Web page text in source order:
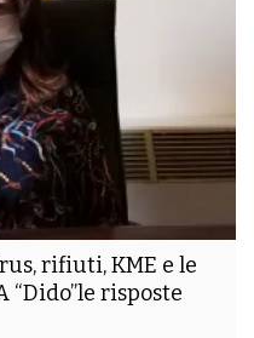
rifiuti, KME e le
risposte